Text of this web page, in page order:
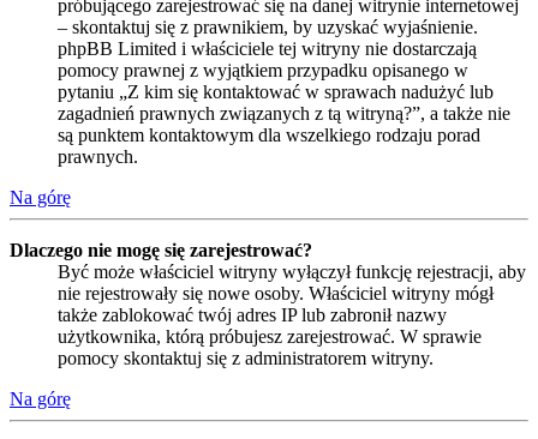
próbującego zarejestrować się na danej witrynie internetowej
– skontaktuj się z prawnikiem, by uzyskać wyjaśnienie.
phpBB Limited i właściciele tej witryny nie dostarczają
pomocy prawnej z wyjątkiem przypadku opisanego w
pytaniu „Z kim się kontaktować w sprawach nadużyć lub
zagadnień prawnych związanych z tą witryną?”, a także nie
są punktem kontaktowym dla wszelkiego rodzaju porad
prawnych.
Na górę
Dlaczego nie mogę się zarejestrować?
Być może właściciel witryny wyłączył funkcję rejestracji, aby
nie rejestrowały się nowe osoby. Właściciel witryny mógł
także zablokować twój adres IP lub zabronił nazwy
użytkownika, którą próbujesz zarejestrować. W sprawie
pomocy skontaktuj się z administratorem witryny.
Na górę